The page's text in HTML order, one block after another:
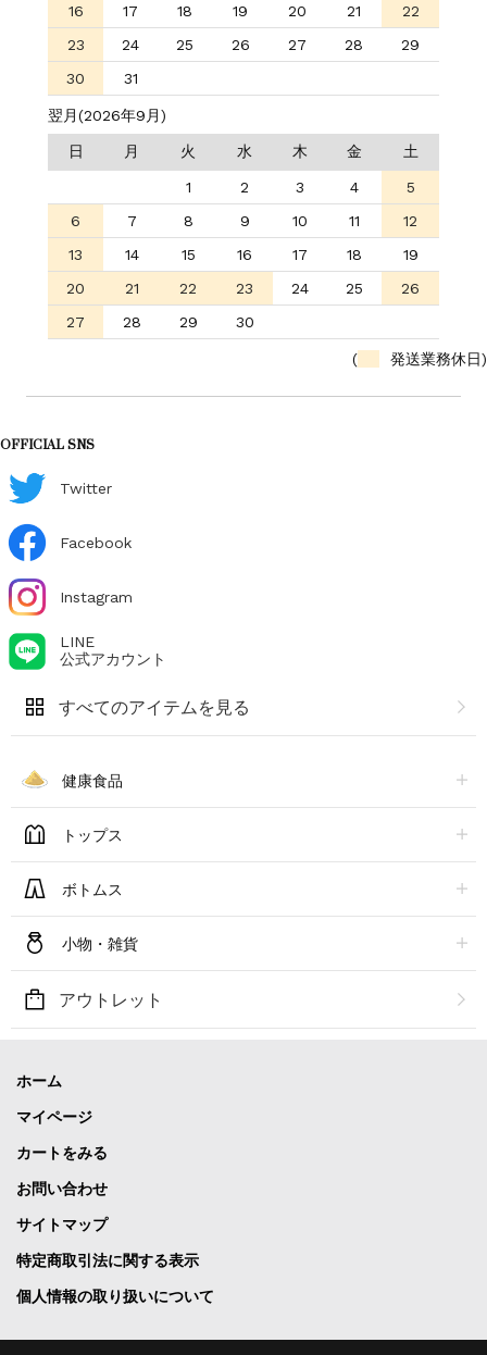
16
17 18 19 20 21
22
23
24 25 26 27 28
29
30
31
翌月(2026年9月)
日 月 火 水 木 金 土
1 2 3 4
5
6
7 8 9 10 11
12
13
14 15 16 17 18
19
20
21 22 23 24 25
26
27
28 29 30
( 発送業務休日)
OFFICIAL SNS
Twitter
Facebook
Instagram
LINE
公式アカウント
すべてのアイテムを見る
健康食品
トップス
ボトムス
小物・雑貨
アウトレット
ホーム
マイページ
カートをみる
お問い合わせ
サイトマップ
特定商取引法に関する表示
個人情報の取り扱いについて